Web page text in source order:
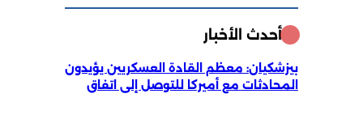
أحدث الأخبار
بيزشكيان: معظم القادة العسكريين يؤيدون
المحادثات مع أميركا للتوصل إلى اتفاق